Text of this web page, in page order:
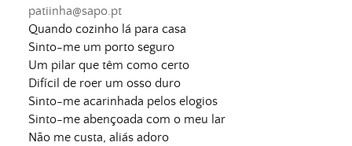
patiinha@sapo.pt
Quando cozinho lá para casa
Sinto-me um porto seguro
Um pilar que têm como certo
Difícil de roer um osso duro
Sinto-me acarinhada pelos elogios
Sinto-me abençoada com o meu lar
Não me custa, aliás adoro